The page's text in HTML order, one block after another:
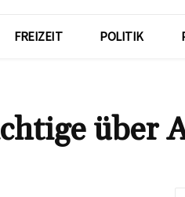
FREIZEIT POLITIK
über